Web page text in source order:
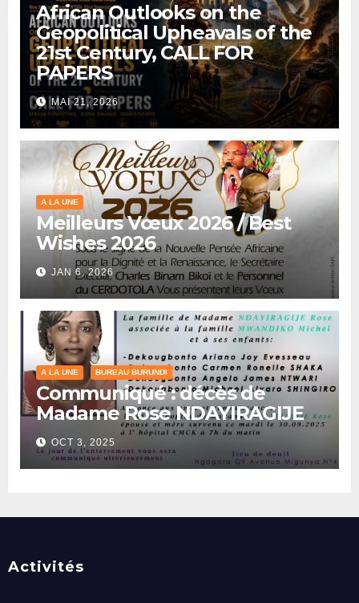
African Outlooks on the
Geopolitical Upheavals of the
21st Century, CALL FOR
PAPERS
MAI 21, 2026
A LA UNE
Meilleurs Vœux 2026 / Best
Wishes 2026
JAN 6, 2026
A LA UNE BUREAU BURUNDI
Communiqué : décès de
Madame Rose NDAYIRAGIJE
OCT 3, 2025
Activités